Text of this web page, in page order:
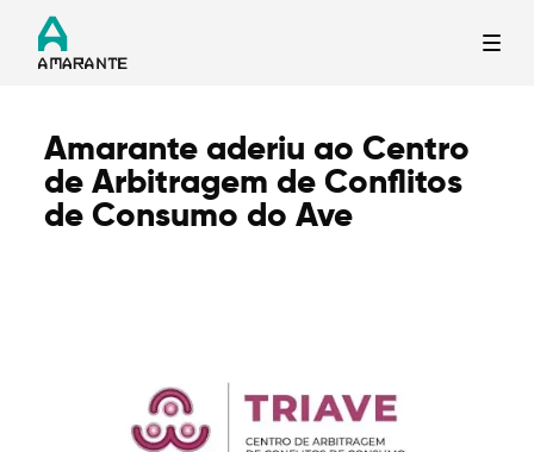
Termo de Pesquisa
Amarante aderiu ao Centro
de Arbitragem de Conflitos
de Consumo do Ave